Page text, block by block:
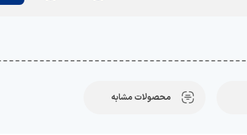
محصولات مشابه